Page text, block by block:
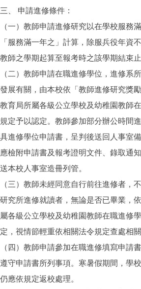
三、 申請進修條件：
（一）教師申請進修研究以在學校服務
「服務滿一年之」計算，除服兵役年資
教師之學期起算至報考時之該學期結束止
（二）教師申請在職進修學位，進修系
發展有關，由本校依「教師進修研究獎
教育局所屬各級公立學校及幼稚園教師
規定予以認定。教師參加部分辦公時間
具進修學位申請書，呈判後送回人事室
應檢附申請書及報考證明文件、錄取通
送本校人事室造冊列管。
（三）教師未經同意自行前往進修者，
研究所進修就讀者，無論是否已畢業，
屬各級公立學校及幼稚園教師在職進修
定，視情節輕重依相關法令規定查處相
（四）教師申請參加在職進修填寫申請
遵守申請書所列事項。寒暑假期間，學
仍應依規定返校處理。